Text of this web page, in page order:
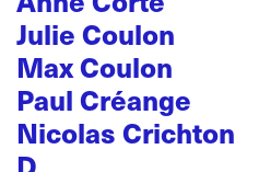
Julie Coulon
Max Coulon
Paul Créange
Nicolas Crichton